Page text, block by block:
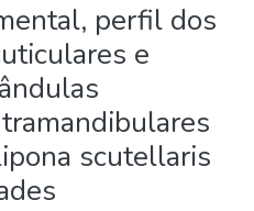
perfil dos
e
scutellaris